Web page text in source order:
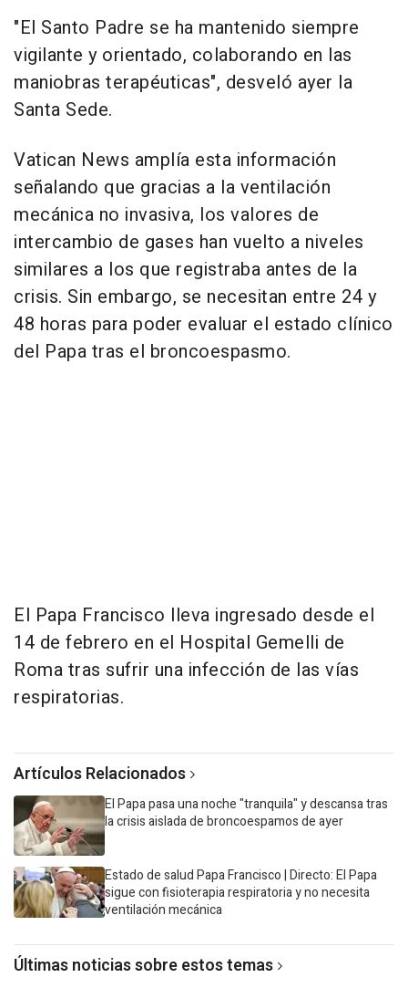
"El Santo Padre se ha mantenido siempre
vigilante y orientado, colaborando en las
maniobras terapéuticas", desveló ayer la
Santa Sede.
Vatican News amplía esta información
señalando que gracias a la ventilación
mecánica no invasiva, los valores de
intercambio de gases han vuelto a niveles
similares a los que registraba antes de la
crisis. Sin embargo, se necesitan entre 24 y
48 horas para poder evaluar el estado clínico
del Papa tras el broncoespasmo.
El Papa Francisco lleva ingresado desde el
14 de febrero en el Hospital Gemelli de
Roma tras sufrir una infección de las vías
respiratorias.
Artículos Relacionados
El Papa pasa una noche "tranquila" y descansa tras
la crisis aislada de broncoespamos de ayer
Estado de salud Papa Francisco | Directo: El Papa
sigue con fisioterapia respiratoria y no necesita
ventilación mecánica
Últimas noticias sobre estos temas